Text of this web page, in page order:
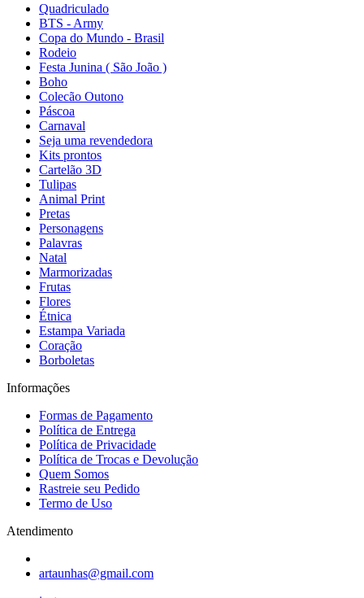
Quadriculado
BTS - Army
Copa do Mundo - Brasil
Rodeio
Festa Junina ( São João )
Boho
Colecão Outono
Páscoa
Carnaval
Seja uma revendedora
Kits prontos
Cartelão 3D
Tulipas
Animal Print
Pretas
Personagens
Palavras
Natal
Marmorizadas
Frutas
Flores
Étnica
Estampa Variada
Coração
Borboletas
Informações
Formas de Pagamento
Política de Entrega
Política de Privacidade
Política de Trocas e Devolução
Quem Somos
Rastreie seu Pedido
Termo de Uso
Atendimento
artaunhas@gmail.com